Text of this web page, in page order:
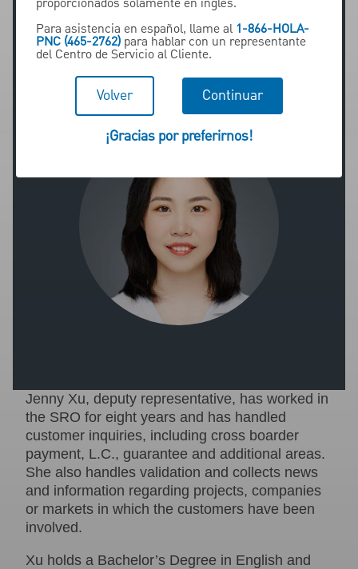
Chief Representative
Jenny Xu, deputy representative, has worked in
the SRO for eight years and has handled
customer inquiries, including cross boarder
payment, L.C., guarantee and additional areas.
She also handles validation and collects news
and information regarding projects, companies
or markets in which the customers have been
involved.
Xu holds a Bachelor’s Degree in English and
proporcionados solamente en inglés.
Para asistencia en español, llame al 1-866-HOLA-
PNC (465-2762)para hablar con un representante
del Centro de Servicio al Cliente.
Volver Continuar
¡Gracias por preferirnos!